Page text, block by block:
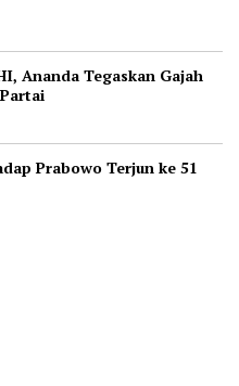
Ananda Tegaskan Gajah
Prabowo Terjun ke 51